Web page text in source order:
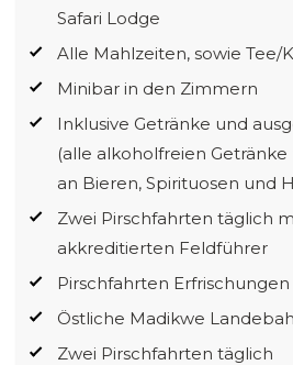
Safari Lodge
Alle Mahlzeiten, sowie Tee/
Minibar in den Zimmern
Inklusive Getränke und
(alle alkoholfreien
an Bieren, Spirituosen und
Zwei Pirschfahrten täglich
akkreditierten Feldführer
Pirschfahrten Erfrischungen
Östliche Madikwe
Zwei Pirschfahrten täglich